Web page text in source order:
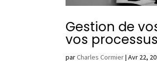
Gestion de
vos processus
parCharles Cormier|Avr 22,